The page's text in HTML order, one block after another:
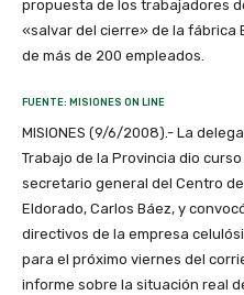
propuesta de los trabajadores
«salvar del cierre» de la fábrica
de más de 200 empleados.
FUENTE: MISIONES ON LINE
MISIONES (9/6/2008).- La
Trabajo de la Provincia dio
secretario general del Centro
Eldorado, Carlos Báez, y
directivos de la empresa
para el próximo viernes del
informe sobre la situación real